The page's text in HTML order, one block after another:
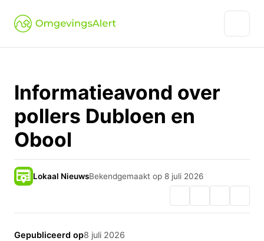
Informatieavond over
pollers Dubloen en
Obool
Lokaal NieuwsBekendgemaakt op 8 juli 2026
Gepubliceerd op8 juli 2026